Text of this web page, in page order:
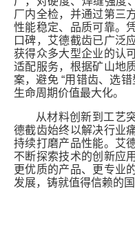
厂内全检，并通过第三
性能稳定、品质可靠。
口碑，艾德截齿已广泛
获得众多大型企业的认
适配服务，根据矿山地
案，避免“用错齿、选错
生命周期价值最大化。
从材料创新到工艺
德截齿始终以解决行业
持续打磨产品性能。艾
不断探索技术的创新应
更优质的产品、更专业
发展，铸就值得信赖的国